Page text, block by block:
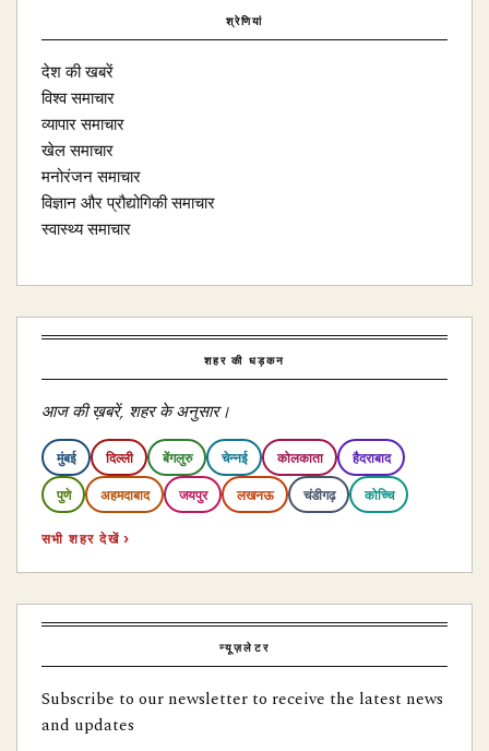
श्रेणियां
देश की खबरें
विश्व समाचार
व्यापार समाचार
खेल समाचार
मनोरंजन समाचार
विज्ञान और प्रौद्योगिकी समाचार
स्वास्थ्य समाचार
शहर की धड़कन
आज की ख़बरें, शहर के अनुसार।
मुंबई दिल्ली बेंगलुरु चेन्नई कोलकाता हैदराबाद
पुणे अहमदाबाद जयपुर लखनऊ चंडीगढ़ कोच्चि
सभी शहर देखें ›
न्यूज़लेटर
Subscribe to our newsletter to receive the latest news
and updates